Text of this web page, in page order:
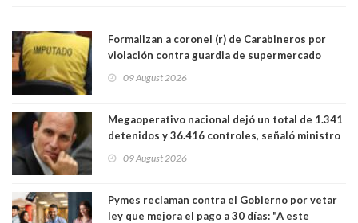
Formalizan a coronel (r) de Carabineros por
violación contra guardia de supermercado
09 August 2026
Megaoperativo nacional dejó un total de 1.341
detenidos y 36.416 controles, señaló ministro
09 August 2026
Pymes reclaman contra el Gobierno por vetar
ley que mejora el pago a 30 días: "A este